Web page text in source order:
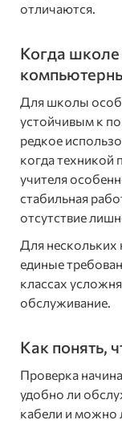
отличаются.
Когда
Для школы
устойчивым к
редкое
когда техникой
учителя
стабильная
отсутствие
Для нескольких
единые
классах
обслуживание.
Как понять,
Проверка
удобно ли
кабели и можно